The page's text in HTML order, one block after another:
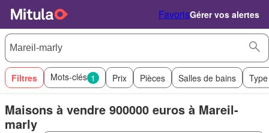
FavorisGérer vos alertes
Filtres Mots-clés 1 Prix Pièces Salles de bains
Maisons à vendre 900000 euros à Mareil-
marly